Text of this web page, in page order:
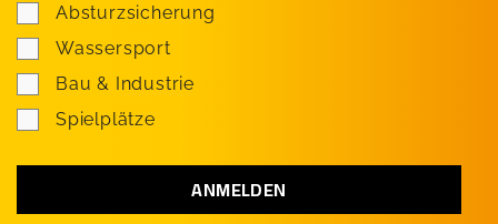
Absturzsicherung
Wassersport
Bau & Industrie
Spielplätze